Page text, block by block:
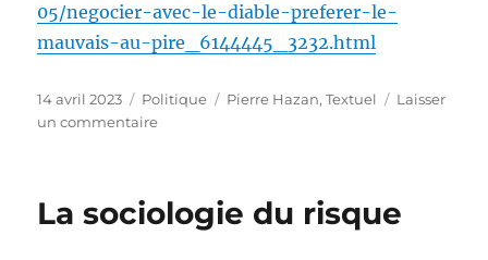
05/negocier-avec-le-diable-preferer-le-
mauvais-au-pire_6144445_3232.html
Publié
le
14 avril 2023 Catégories
Politique Étiquettes
Pierre Hazan,Textuel
Laisser
un commentairesur
diable
La sociologie du risque